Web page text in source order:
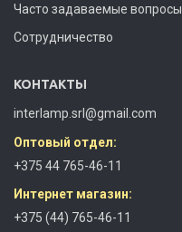
Часто задаваемые вопросы
Сотрудничество
КОНТАКТЫ
interlamp.srl@gmail.com
Оптовый отдел:
+375 44 765-46-11
Интернет магазин:
+375 (44) 765-46-11